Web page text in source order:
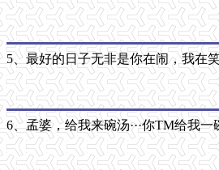
5、最好的日子无非是你在闹，我在
6、孟婆，给我来碗汤···你TM给我